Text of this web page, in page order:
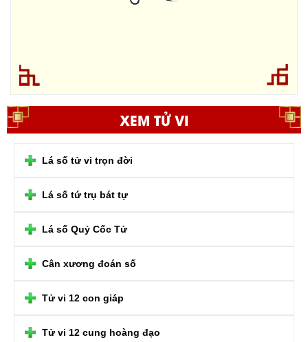
XEM TỬ VI
Lá số tử vi trọn đời
Lá số tứ trụ bát tự
Lá số Quỷ Cốc Tử
Cân xương đoán số
Tử vi 12 con giáp
Tử vi 12 cung hoàng đạo